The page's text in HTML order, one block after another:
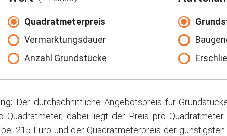
Quadratmeterpreis
Vermarktungsdauer
Anzahl Grundstücke
Der durchschnittliche Angebotspreis für
Quadratmeter, dabei liegt der Preis pro
215 Euro und der Quadratmeterpreis der